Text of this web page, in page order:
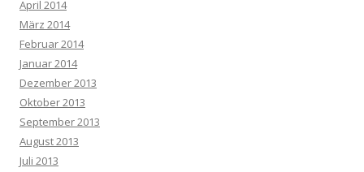
April 2014
März 2014
Februar 2014
Januar 2014
Dezember 2013
Oktober 2013
September 2013
August 2013
Juli 2013